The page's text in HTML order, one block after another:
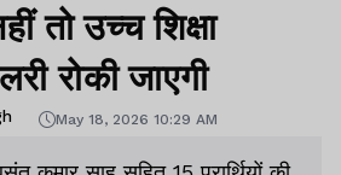
तो उच्च शिक्षा
रोकी जाएगी
May 18, 2026 10:29 AM